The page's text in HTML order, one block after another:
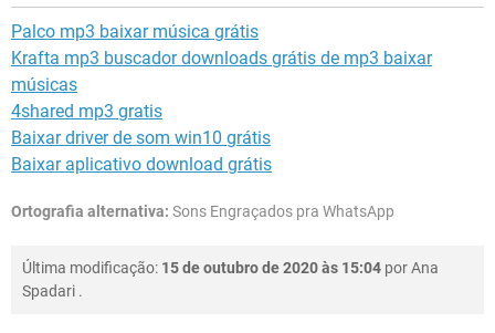
Palco mp3 baixar música grátis
Krafta mp3 buscador downloads grátis de mp3 baixar
músicas
4shared mp3 gratis
Baixar driver de som win10 grátis
Baixar aplicativo download grátis
Ortografia alternativa: Sons Engraçados pra WhatsApp
Última modificação: 15 de outubro de 2020 às 15:04 porAna
Spadari .